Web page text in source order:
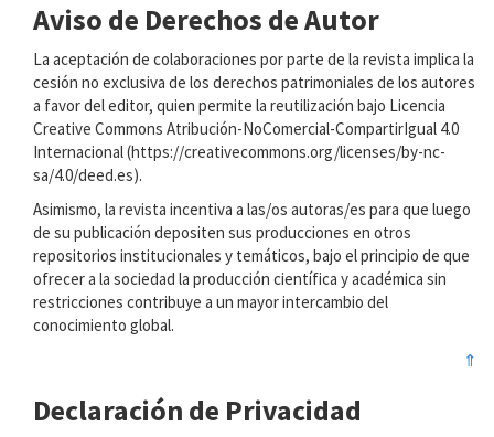
Aviso de Derechos de Autor
La aceptación de colaboraciones por parte de la revista implica la
cesión no exclusiva de los derechos patrimoniales de los autores
a favor del editor, quien permite la reutilización bajo Licencia
Creative Commons Atribución-NoComercial-CompartirIgual 4.0
Internacional (https://creativecommons.org/licenses/by-nc-
sa/4.0/deed.es).
Asimismo, la revista incentiva a las/os autoras/es para que luego
de su publicación depositen sus producciones en otros
repositorios institucionales y temáticos, bajo el principio de que
ofrecer a la sociedad la producción científica y académica sin
restricciones contribuye a un mayor intercambio del
conocimiento global.
⇑
Declaración de Privacidad